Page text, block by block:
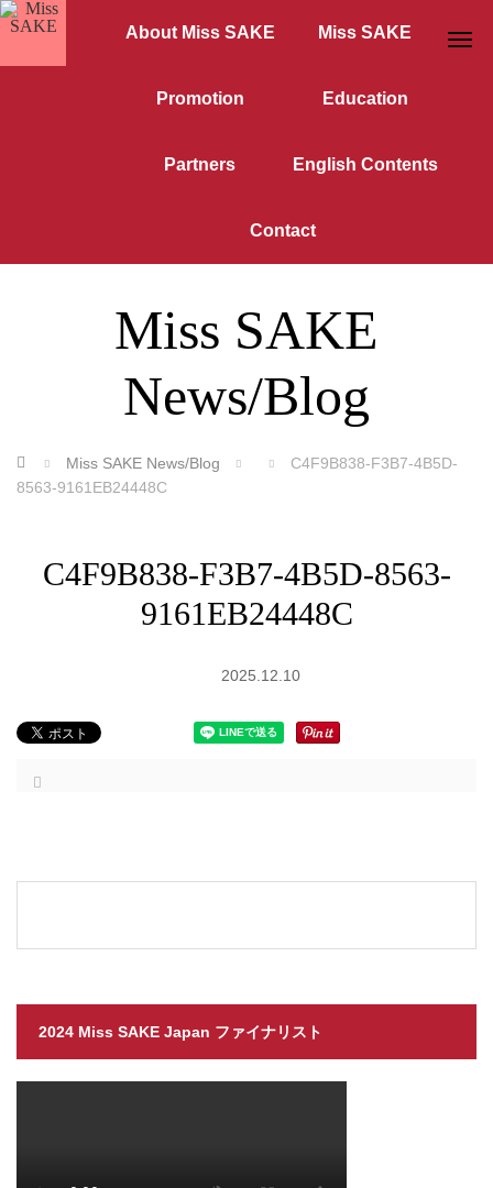
About Miss SAKE Miss SAKE
Promotion Education
Partners English Contents
Contact
Miss SAKE
News/Blog
ホーム Miss SAKE News/Blog
C4F9B838-F3B7-4B5D-
8563-9161EB24448C
C4F9B838-F3B7-4B5D-8563-
9161EB24448C
2025.12.10
2024 Miss SAKE Japan ファイナリスト